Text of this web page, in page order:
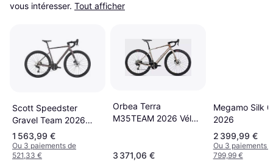
vous intéresser. Tout afficher
Scott Speedster
Gravel Team 2026
Shimano GRX 2x12sp
1 563,99 €
Ou 3 paiements de
521,33 €
Orbea Terra
M35TEAM 2026 Vélos
3 371,06 €
Megamo Silk
2026
2 399,99 €
Ou 3 paiements
799,99 €